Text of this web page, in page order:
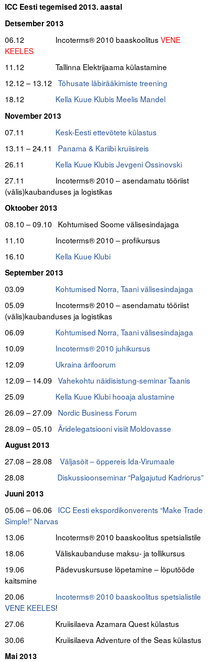
ICC Eesti tegemised 2013. aastal
Detsember 2013
06.12 Incoterms® 2010 baaskoolitus VENE
KEELES
11.12 Tallinna Elektrijaama külastamine
12.12 – 13.12 Tõhusate läbirääkimiste treening
18.12 Kella Kuue Klubis Meelis Mandel
November 2013
07.11 Kesk-Eesti ettevõtete külastus
13.11 – 24.11 Panama & Kariibi kruiisireis
26.11 Kella Kuue Klubis Jevgeni Ossinovski
27.11 Incoterms® 2010 – asendamatu tööriist
(välis)kaubanduses ja logistikas
Oktoober 2013
08.10 – 09.10 Kohtumised Soome välisesindajaga
11.10 Incoterms® 2010 – profikursus
16.10 Kella Kuue Klubi
September 2013
03.09 Kohtumised Norra, Taani välisesindajaga
05.09 Incoterms® 2010 – asendamatu tööriist
(välis)kaubanduses ja logistikas
06.09 Kohtumised Norra, Taani välisesindajaga
10.09 Incoterms® 2010 juhikursus
12.09 Ukraina ärifoorum
12.09 – 14.09 Vahekohtu näidisistung-seminar Taanis
25.09 Kella Kuue Klubi hooaja alustamine
26.09 – 27.09 Nordic Business Forum
28.09 – 05.10 Äridelegatsiooni visiit Moldovasse
August 2013
27.08 – 28.08 Väljasõit – õppereis Ida-Virumaale
28.08 Diskussioonseminar “Palgajutud Kadriorus”
Juuni 2013
05.06 – 06.06 ICC Eesti ekspordikonverents “Make Trade
Simple!” Narvas
13.06 Incoterms® 2010 baaskoolitus spetsialistile
18.06 Väliskaubanduse maksu- ja tollikursus
19.06 Pädevuskursuse lõpetamine – lõputööde
kaitsmine
20.06 Incoterms® 2010 baaskoolitus spetsialistile
VENE KEELES!
27.06 Kruiisilaeva Azamara Quest külastus
30.06 Kruiisilaeva Adventure of the Seas külastus
Mai 2013